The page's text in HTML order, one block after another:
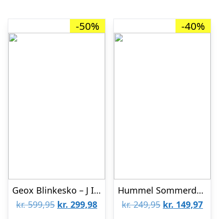
-50%
Geox Blinkesko – J Inex – Navy/Rød m. Fodbold
kr.599,95 Den
kr. 299,98Den
-40%
Hummel Sommerdragt – Dutch Blue m. Fodbolde
kr.249,95 Den
kr. 149,97Den